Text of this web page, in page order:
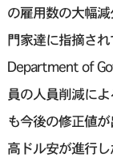
の雇用数の大幅
門家達に指摘さ
Department of
員の人員削減に
も今後の修正値
高ドル安が進行